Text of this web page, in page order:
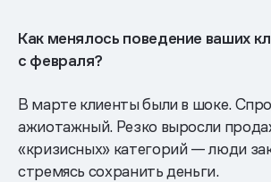
Как менялось поведение ваших
с февраля?
В марте клиенты были в шоке.
ажиотажный. Резко выросли
«кризисных» категорий — люди
стремясь сохранить деньги.